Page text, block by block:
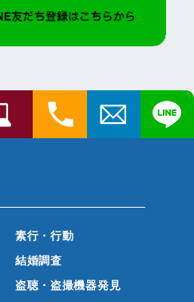
素行・行動
結婚調査
盗聴・盗撮機器発見